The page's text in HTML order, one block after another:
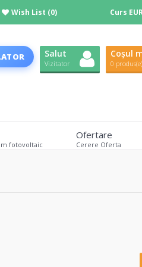
Wish List (0) Curs
Salut
Vizitator
Coșul
0
fotovoltaic
Ofertare
Cerere Oferta